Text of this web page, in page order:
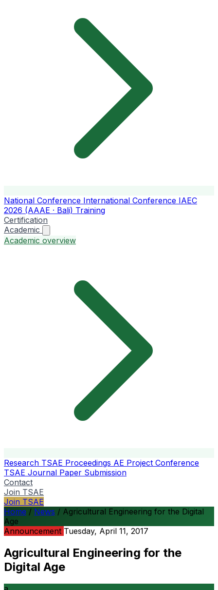
National Conference International Conference IAEC
2026 (AAAE · Bali) Training
Certification
Academic
Academic overview
Research TSAE Proceedings AE Project Conference
TSAE Journal Paper Submission
Contact
Join TSAE
Join TSAE
Home / News / Agricultural Engineering for the Digital
Age
Announcement Tuesday, April 11, 2017
Agricultural Engineering for the
Digital Age